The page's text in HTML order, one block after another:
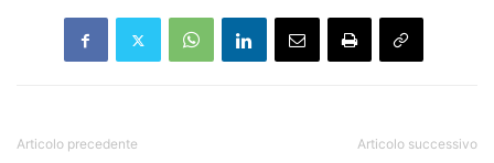
Articolo precedente Articolo successivo